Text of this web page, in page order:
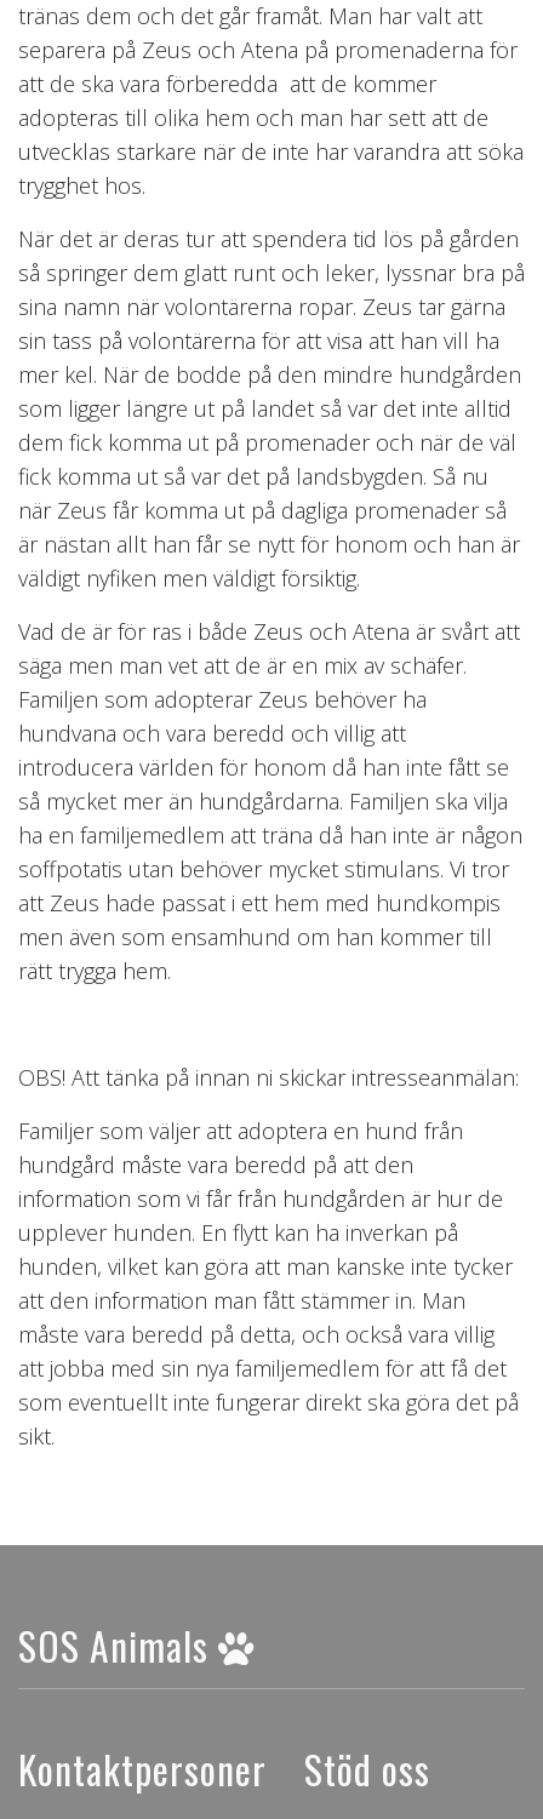
tränas dem och det går framåt. Man har valt att
separera på Zeus och Atena på promenaderna för
att de ska vara förberedda att de kommer
adopteras till olika hem och man har sett att de
utvecklas starkare när de inte har varandra att söka
trygghet hos.
När det är deras tur att spendera tid lös på gården
så springer dem glatt runt och leker, lyssnar bra på
sina namn när volontärerna ropar. Zeus tar gärna
sin tass på volontärerna för att visa att han vill ha
mer kel. När de bodde på den mindre hundgården
som ligger längre ut på landet så var det inte alltid
dem fick komma ut på promenader och när de väl
fick komma ut så var det på landsbygden. Så nu
när Zeus får komma ut på dagliga promenader så
är nästan allt han får se nytt för honom och han är
väldigt nyfiken men väldigt försiktig.
Vad de är för ras i både Zeus och Atena är svårt att
säga men man vet att de är en mix av schäfer.
Familjen som adopterar Zeus behöver ha
hundvana och vara beredd och villig att
introducera världen för honom då han inte fått se
så mycket mer än hundgårdarna. Familjen ska vilja
ha en familjemedlem att träna då han inte är någon
soffpotatis utan behöver mycket stimulans. Vi tror
att Zeus hade passat i ett hem med hundkompis
men även som ensamhund om han kommer till
rätt trygga hem.
OBS! Att tänka på innan ni skickar intresseanmälan:
Familjer som väljer att adoptera en hund från
hundgård måste vara beredd på att den
information som vi får från hundgården är hur de
upplever hunden. En flytt kan ha inverkan på
hunden, vilket kan göra att man kanske inte tycker
att den information man fått stämmer in. Man
måste vara beredd på detta, och också vara villig
att jobba med sin nya familjemedlem för att få det
som eventuellt inte fungerar direkt ska göra det på
sikt.
SOS Animals
Kontaktpersoner Stöd oss